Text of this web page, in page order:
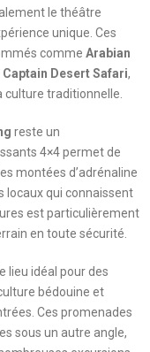
le théâtre
unique. Ces
comme Arabian
Captain Desert Safari,
culture traditionnelle.
reste un
4×4 permet de
montées d’adrénaline
locaux qui connaissent
est particulièrement
en toute sécurité.
lieu idéal pour des
bédouine et
Ces promenades
sous un autre angle,